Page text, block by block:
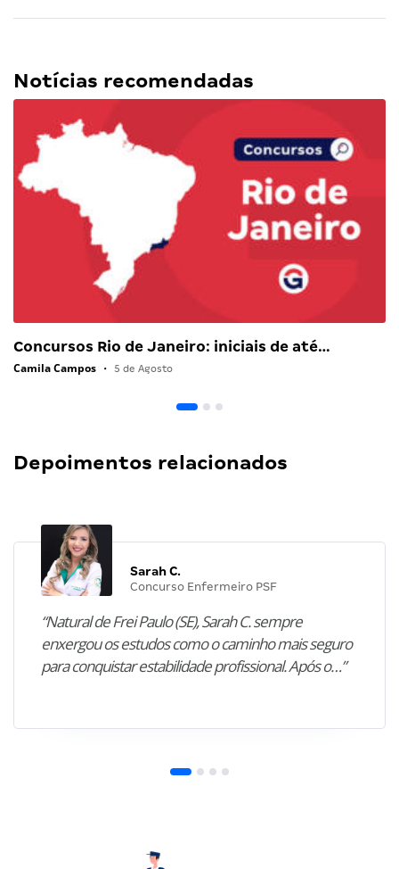
Notícias recomendadas
Concursos Rio de Janeiro: iniciais de até…
Camila Campos • 5 de Agosto
Depoimentos relacionados
Sarah C.
Concurso Enfermeiro PSF
“Natural de Frei Paulo (SE), Sarah C. sempre
enxergou os estudos como o caminho mais seguro
para conquistar estabilidade profissional. Após o…”